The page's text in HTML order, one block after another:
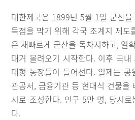
대한제국은 1899년 5월 1일 군산
독점을 막기 위해 각국 조계지 제도
은 재빠르게 군산을 독차지하고, 일
대거 몰려오기 시작한다. 이후 국
대형 농장들이 들어선다. 일제는
관공서, 금융기관 등 현대식 건물을
시로 조성한다. 인구 5만 명, 당시
다.